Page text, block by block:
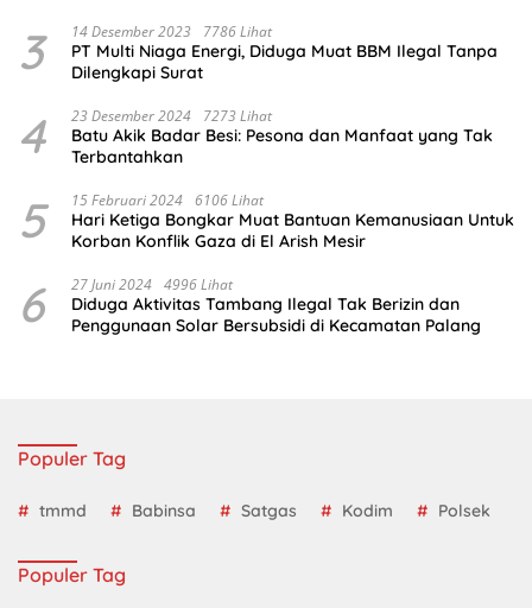
3 14 Desember 2023 7786 Lihat
PT Multi Niaga Energi, Diduga Muat BBM Ilegal Tanpa
Dilengkapi Surat
4 23 Desember 2024 7273 Lihat
Batu Akik Badar Besi: Pesona dan Manfaat yang Tak
Terbantahkan
5 15 Februari 2024 6106 Lihat
Hari Ketiga Bongkar Muat Bantuan Kemanusiaan Untuk
Korban Konflik Gaza di El Arish Mesir
6 27 Juni 2024 4996 Lihat
Diduga Aktivitas Tambang Ilegal Tak Berizin dan
Penggunaan Solar Bersubsidi di Kecamatan Palang
Populer Tag
tmmd Babinsa Satgas Kodim Polsek
Populer Tag